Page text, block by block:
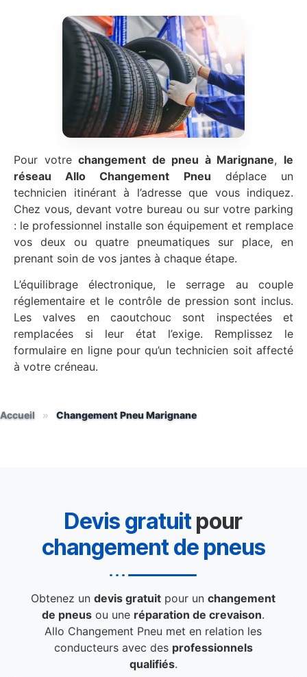
Pour votrechangement de pneu à Marignane, le
réseau Allo Changement Pneu déplace un
technicien itinérant à l’adresse que vous indiquez.
Chez vous, devant votre bureau ou sur votre parking
: le professionnel installe son équipement et remplace
vos deux ou quatre pneumatiques sur place, en
prenant soin de vos jantes à chaque étape.
L’équilibrage électronique, le serrage au couple
réglementaire et le contrôle de pression sont inclus.
Les valves en caoutchouc sont inspectées et
remplacées si leur état l’exige. Remplissez le
formulaire en ligne pour qu’un technicien soit affecté
à votre créneau.
Accueil » Changement Pneu Marignane
Devis gratuitpour
changement de pneus
Obtenez undevis gratuit pour unchangement
de pneus ou une réparation de crevaison.
Allo Changement Pneu met en relation les
conducteurs avec des professionnels
qualifiés.